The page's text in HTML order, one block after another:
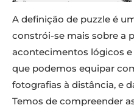
A definição de puzzle é
constrói-se mais sobre a
acontecimentos lógicos
que podemos equipar
fotografias à distância, e
Temos de compreender